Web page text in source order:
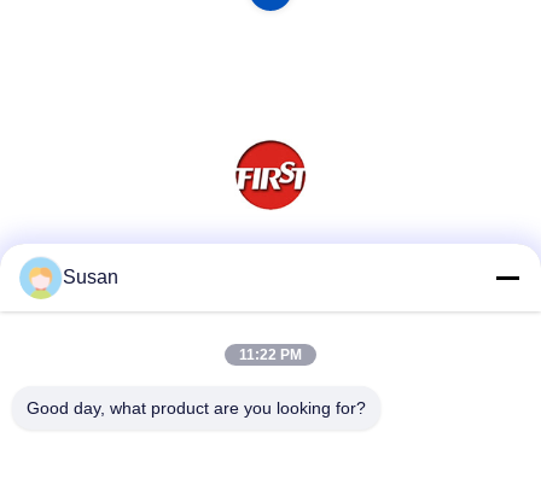
Susan
11:22 PM
Good day, what product are you looking for?